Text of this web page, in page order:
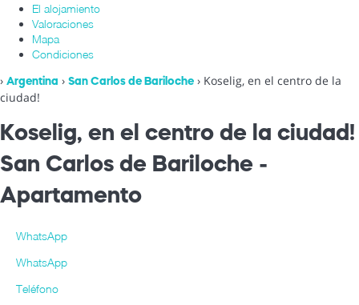
El alojamiento
Valoraciones
Mapa
Condiciones
› Argentina › San Carlos de Bariloche › Koselig, en el centro de la
ciudad!
Koselig, en el centro de la ciudad!
San Carlos de Bariloche -
Apartamento
WhatsApp
WhatsApp
Teléfono